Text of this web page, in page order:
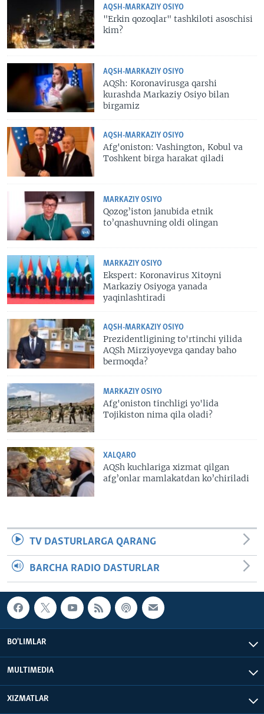
AQSH-MARKAZIY OSIYO
"Erkin qozoqlar" tashkiloti asoschisi
kim?
AQSH-MARKAZIY OSIYO
AQSh: Koronavirusga qarshi
kurashda Markaziy Osiyo bilan
birgamiz
AQSH-MARKAZIY OSIYO
Afg'oniston: Vashington, Kobul va
Toshkent birga harakat qiladi
MARKAZIY OSIYO
Qozog’iston janubida etnik
to’qnashuvning oldi olingan
MARKAZIY OSIYO
Ekspert: Koronavirus Xitoyni
Markaziy Osiyoga yanada
yaqinlashtiradi
AQSH-MARKAZIY OSIYO
Prezidentligining to'rtinchi yilida
AQSh Mirziyoyevga qanday baho
bermoqda?
MARKAZIY OSIYO
Afg'oniston tinchligi yo'lida
Tojikiston nima qila oladi?
XALQARO
AQSh kuchlariga xizmat qilgan
afg’onlar mamlakatdan ko’chiriladi
TV DASTURLARGA QARANG
BARCHA RADIO DASTURLAR
BO'LIMLAR
MULTIMEDIA
XIZMATLAR